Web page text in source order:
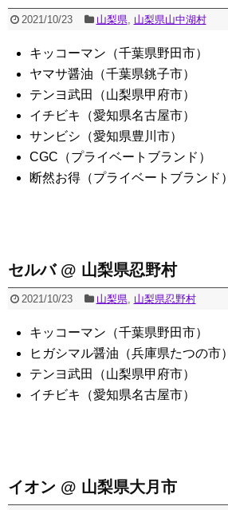
2021/10/23 山梨県, 山梨県山中湖村
キッコーマン（千葉県野田市）
ヤマサ醤油（千葉県銚子市）
テンヨ武田（山梨県甲府市）
イチビキ（愛知県名古屋市）
サンビシ（愛知県豊川市）
CGC（プライベートブランド）
断然お得（プライベートブランド）
セルバ @ 山梨県忍野村
2021/10/23 山梨県, 山梨県忍野村
キッコーマン（千葉県野田市）
ヒガシマル醤油（兵庫県たつの市）
テンヨ武田（山梨県甲府市）
イチビキ（愛知県名古屋市）
イオン @ 山梨県大月市